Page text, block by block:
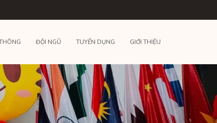
ĐỘI NGŨ TUYỂN DỤNG GIỚI THIỆU